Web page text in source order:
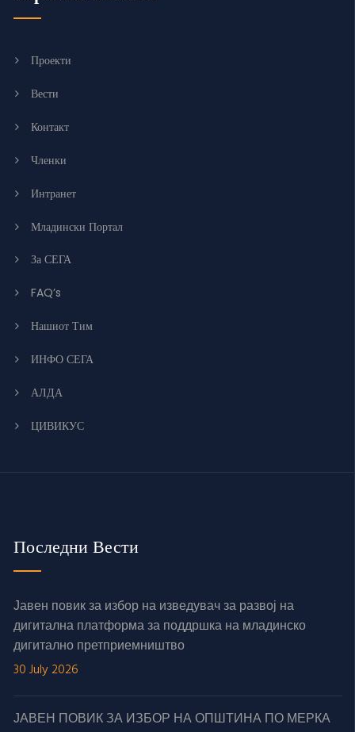
Проекти
Вести
Контакт
Членки
Интранет
Младински Портал
За СЕГА
FAQ’s
Нашиот Тим
ИНФО СЕГА
АЛДА
ЦИВИКУС
Последни Вести
Јавен повик за избор на изведувач за развој на
дигитална платформа за поддршка на младинско
дигитално претприемништво
30 July 2026
ЈАВЕН ПОВИК ЗА ИЗБОР НА ОПШТИНА ПО МЕРКА